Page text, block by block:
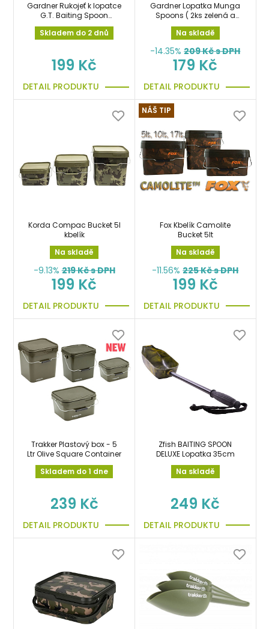
Gardner Rukojeť k lopatce
G.T. Baiting Spoon
Handle
Skladem do 2 dnů
199 Kč
DETAIL PRODUKTU
Gardner Lopatka Munga
Spoons ( 2ks zelená a
hnědá )
Na skladě
-14.35% 209Kč s DPH
179 Kč
DETAIL PRODUKTU
Korda Compac Bucket 5l
kbelík
Na skladě
-9.13% 219Kč s DPH
199 Kč
DETAIL PRODUKTU
NÁŠ TIP
Fox Kbelík Camolite
Bucket 5lt
Na skladě
-11.56% 225Kč s DPH
199 Kč
DETAIL PRODUKTU
Trakker Plastový box - 5
Ltr Olive Square Container
Skladem do 1 dne
239 Kč
DETAIL PRODUKTU
Zfish BAITING SPOON
DELUXE Lopatka 35cm
Na skladě
249 Kč
DETAIL PRODUKTU